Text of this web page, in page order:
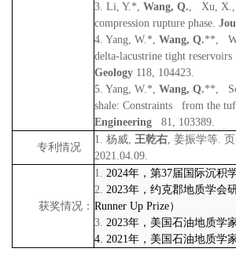
3. Li, Y.*, Wang, Q., Xu, X.,
compression rupture phase.
4. Yang, W.*, Wang, Q.**,
delta-lacustrine tight
Geology 118, 104423.
5. Yang, W.*, Wang, Q.**,
shale: Constraints from the
Engineering 81, 103389.
专利情况
1. 杨威, 王乾右, 姜振学等.
2021.04.09.
获奖情况：
1. 2024年，第37届国际沉积
2. 2023年，约克郡地质学会
Runner Up Prize）
3. 2023年，美国石油地质学
4. 2021年，美国石油地质学